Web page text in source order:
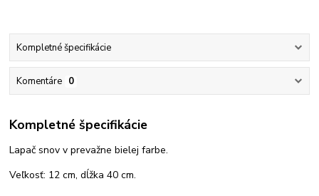
Kompletné špecifikácie
Komentáre 0
Kompletné špecifikácie
Lapač snov v prevažne bielej farbe.
Veľkosť: 12 cm, dĺžka 40 cm.